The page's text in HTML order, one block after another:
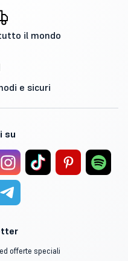
il mondo
e sicuri
su
offerte speciali